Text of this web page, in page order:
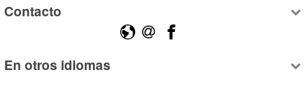
Contacto
En otros idiomas